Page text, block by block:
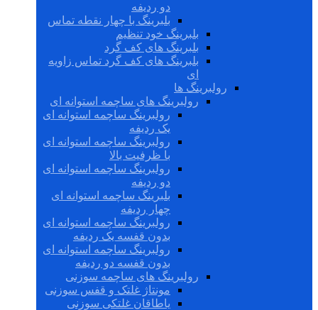
دو ردیفه
بلبرینگ با چهار نقطه تماس
بلبرینگ خود تنظیم
بلبرینگ های کف گرد
بلبرینگ های کف گرد تماس زاویه
ای
رولبرینگ ها
رولبرینگ های ساچمه استوانه ای
رولبرینگ ساچمه استوانه ای
یک ردیفه
رولبرینگ ساچمه استوانه ای
با ظرفیت بالا
رولبرینگ ساچمه استوانه ای
دو ردیفه
بلبرینگ ساچمه استوانه ای
چهار ردیفه
رولبرینگ ساچمه استوانه ای
بدون قفسه یک ردیفه
رولبرینگ ساچمه استوانه ای
بدون قفسه دو ردیفه
رولبرینگ های ساچمه سوزنی
مونتاژ غلتک و قفس سوزنی
یاطاقان غلتکی سوزنی